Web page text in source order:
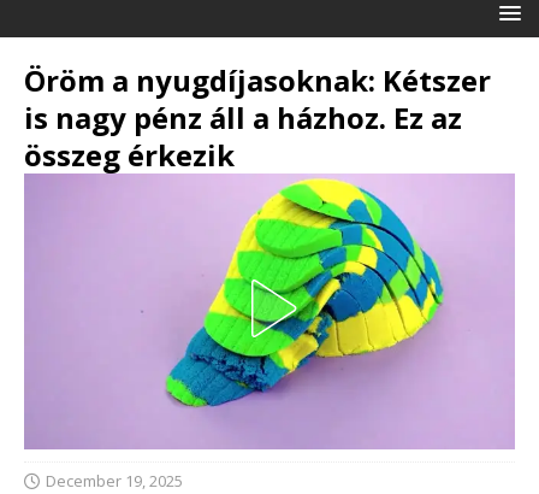
Öröm a nyugdíjasoknak: Kétszer
is nagy pénz áll a házhoz. Ez az
összeg érkezik
December 19, 2025